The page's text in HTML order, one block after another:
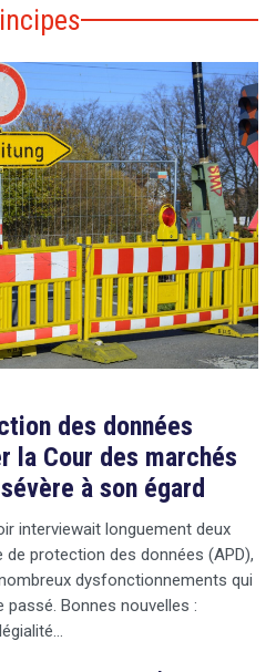
des données
la Cour des marchés
à son égard
interviewait longuement deux
de protection des données (APD),
dysfonctionnements qui
Bonnes nouvelles :